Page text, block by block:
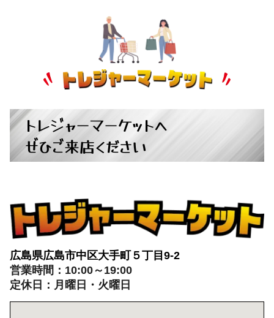
トレジャーマーケットへ
ぜひご来店ください
広島県広島市中区大手町５丁目9-2
営業時間：10:00～19:00
定休日：月曜日・火曜日